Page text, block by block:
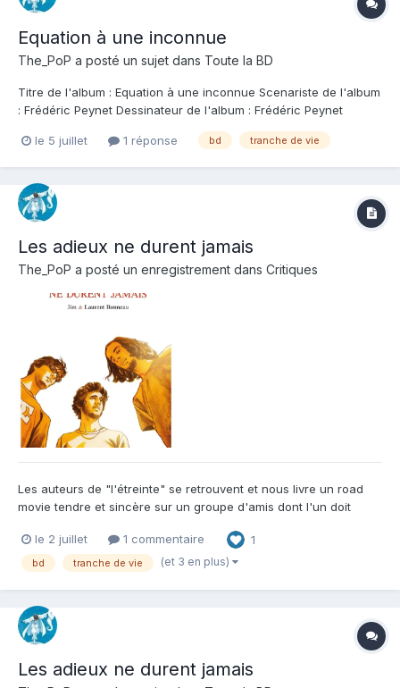
Equation à une inconnue
The_PoP a posté un sujet dans Toute la BD
Titre de l'album : Equation à une inconnue Scenariste de l'album
: Frédéric Peynet Dessinateur de l'album : Frédéric Peynet
: Résumé de l'album : L'amour flou, c'est parfois le début d'une
le 5 juillet 1 réponse bd tranche de vie
Les adieux ne durent jamais
The_PoP a posté un enregistrement dans Critiques
Les auteurs de "l'étreinte" se retrouvent et nous livre un road
movie tendre et sincère sur un groupe d'amis dont l'un doit
souvent juste, touchant mais sans en faire trop cet ouvrage
nous plonge assez souvent dans la contemplation, et un...
le 2 juillet 1 commentaire 1
bd tranche de vie (et 3 en plus)
Les adieux ne durent jamais